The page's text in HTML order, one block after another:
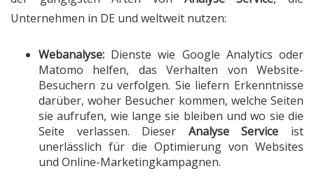
Unternehmen in DE und weltweit nutzen:
Webanalyse: Dienste wie Google Analytics oder
Matomo helfen, das Verhalten von Website-
Besuchern zu verfolgen. Sie liefern Erkenntnisse
darüber, woher Besucher kommen, welche Seiten
sie aufrufen, wie lange sie bleiben und wo sie die
Seite verlassen. Dieser Analyse Service ist
unerlässlich für die Optimierung von Websites
und Online-Marketingkampagnen.